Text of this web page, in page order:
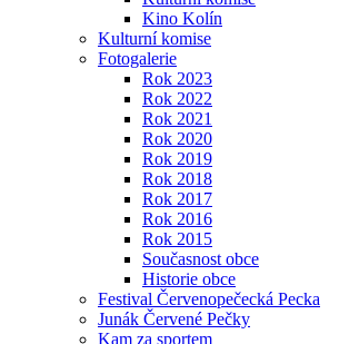
Kino Kolín
Kulturní komise
Fotogalerie
Rok 2023
Rok 2022
Rok 2021
Rok 2020
Rok 2019
Rok 2018
Rok 2017
Rok 2016
Rok 2015
Současnost obce
Historie obce
Festival Červenopečecká Pecka
Junák Červené Pečky
Kam za sportem